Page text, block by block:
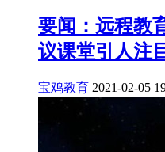
要闻：远程教
议课堂引人注
宝鸡教育 2021-02-05